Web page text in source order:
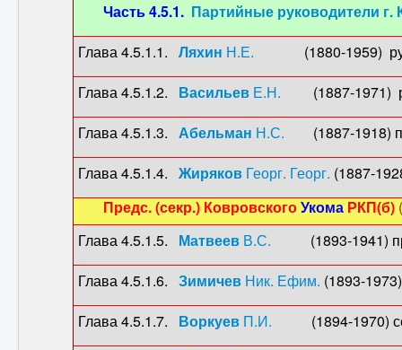
Часть 4.5.1. Партийные руководители г.
Глава 4.5.1.1. Ляхин Н.Е. (1880-1959)
Глава 4.5.1.2. Васильев Е.Н. (1887-1971)
Глава 4.5.1.3. Абельман Н.С. (1887-1918)
Глава 4.5.1.4. Жиряков Георг. Георг. (1887-
Предс. (секр.) КовровскогоУкома РКП(б)
Глава 4.5.1.5. Матвеев В.С. (1893-1941)
Глава 4.5.1.6. Зимичев Ник. Ефим. (1893-
Глава 4.5.1.7. Воркуев П.И. (1894-1970)